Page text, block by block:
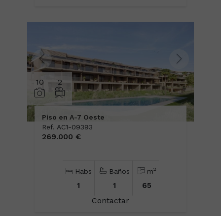
10 2
Piso en A-7 Oeste
Ref. AC1-09393
269.000 €
Habs
1
Baños
1
m2
65
Contactar